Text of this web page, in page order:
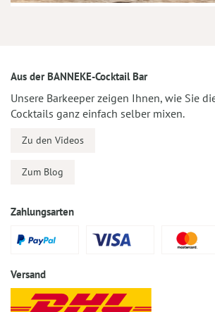
Aus der BANNEKE-Cocktail Bar
Unsere Barkeeper zeigen Ihnen, wie Sie
Cocktails ganz einfach selber mixen.
Zu den Videos
Zum Blog
Zahlungsarten
Versand